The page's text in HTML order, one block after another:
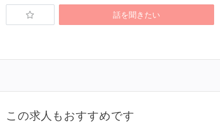
全てのコードをバージョン管理ツールで管理している
各メンバーが実装したコードのマージは Pull Request
ビルド、自動デプロイ環境が整備されている
Code）の環境が整備されている
オープンな情報共有
話を聞きたい
この求人もおすすめです